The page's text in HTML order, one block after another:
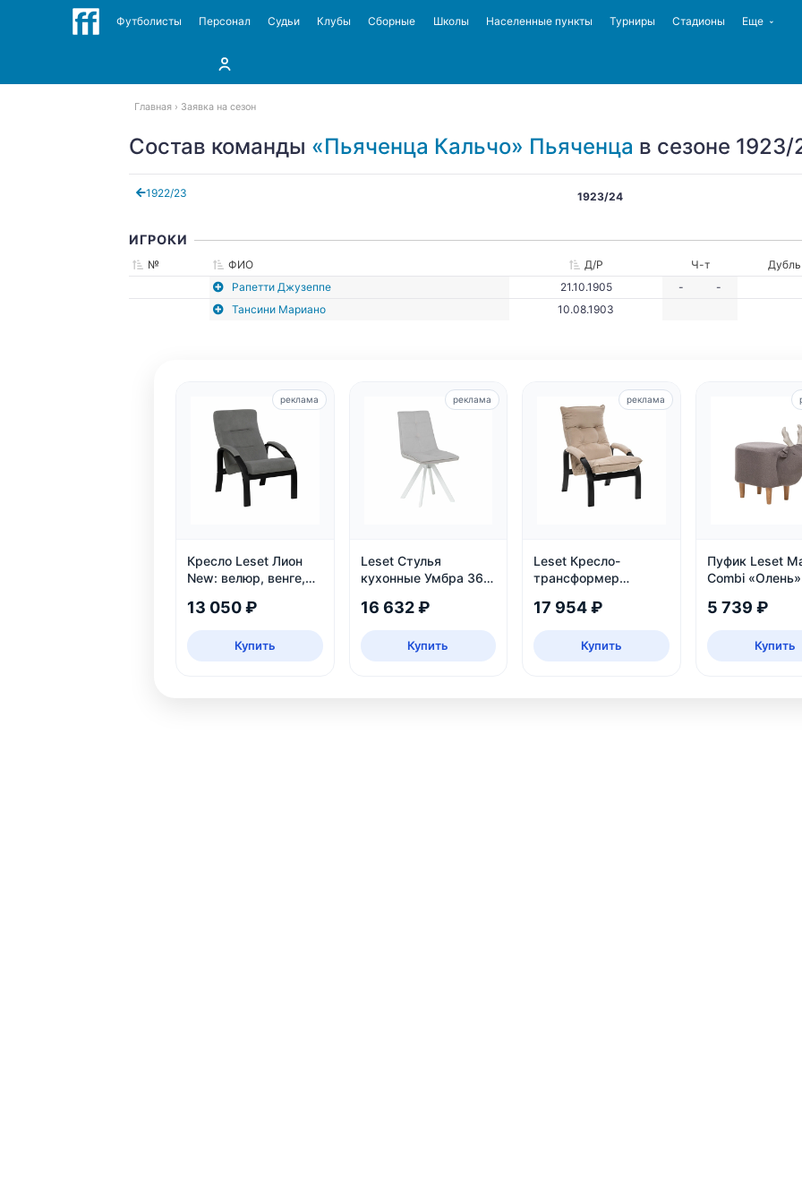
Футболисты Персонал Судьи Клубы Сборные Школы Населенные пункты Турниры Стадионы Еще
Главная Заявка на сезон
Состав команды «Пьяченца Кальчо» Пьяченца в сезоне 1923/
1922/23 1923/24
ИГРОКИ
№ ФИО Д/Р Ч-т
Дубль
Рапетти Джузеппе
21.10.1905 -
-
Тансини Мариано
10.08.1903
Кресло Leset Лион
New: велюр, венге,
нагрузка 120 кг
13 050 ₽
Купить
реклама
Leset Стулья
кухонные Умбра 360,
16 632 ₽
Купить
реклама
Leset Кресло-
трансформер
17 954 ₽
Купить
реклама
Пуфик Leset
Combi «Олень»
5 739 ₽
Купить